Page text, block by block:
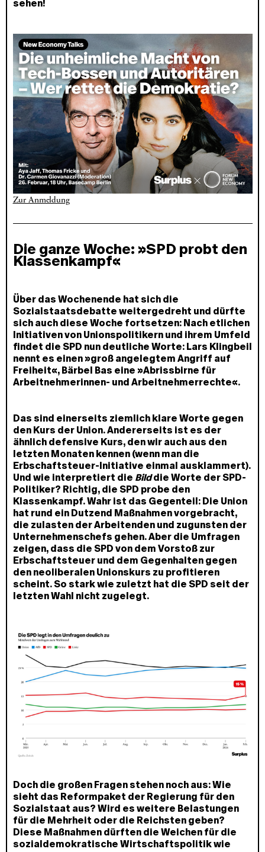
sehen!
Zur Anmeldung
Die ganze Woche: »SPD probt den
Klassenkampf«
Über das Wochenende hat sich die
Sozialstaatsdebatte weitergedreht und dürfte
sich auch diese Woche fortsetzen: Nach etlichen
Initiativen von Unionspolitikern und ihrem Umfeld
findet die SPD nun deutliche Worte: Lars Klingbeil
nennt es einen »groß angelegtem Angriff auf
Freiheit«, Bärbel Bas eine »Abrissbirne für
Arbeitnehmerinnen- und Arbeitnehmerrechte«.
Das sind einerseits ziemlich klare Worte gegen
den Kurs der Union. Andererseits ist es der
ähnlich defensive Kurs, den wir auch aus den
letzten Monaten kennen (wenn man die
Erbschaftsteuer-Initiative einmal ausklammert).
Und wie interpretiert die Bilddie Worte der SPD-
Politiker? Richtig, die SPD probe den
Klassenkampf. Wahr ist das Gegenteil: Die Union
hat rund ein Dutzend Maßnahmen vorgebracht,
die zulasten der Arbeitenden und zugunsten der
Unternehmenschefs gehen. Aber die Umfragen
zeigen, dass die SPD von dem Vorstoß zur
Erbschaftsteuer und dem Gegenhalten gegen
den neoliberalen Unionskurs zu profitieren
scheint. So stark wie zuletzt hat die SPD seit der
letzten Wahl nicht zugelegt.
Doch die großen Fragen stehen noch aus: Wie
sieht das Reformpaket der Regierung für den
Sozialstaat aus? Wird es weitere Belastungen
für die Mehrheit oder die Reichsten geben?
Diese Maßnahmen dürften die Weichen für die
sozialdemokratische Wirtschaftspolitik wie